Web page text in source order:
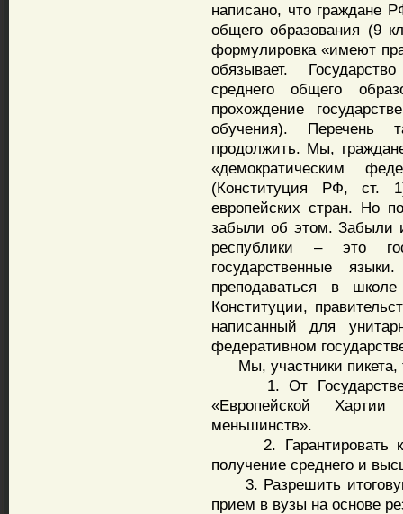
написано, что граждане
общего образования (9
формулировка «имеют
обязывает.
среднего общего
прохождение
обучения). Перечень
продолжить. Мы,
«демократическим
(Конституция РФ, ст.
европейских стран. Но
забыли об этом. Забыли
республики – это
государственные
преподаваться в
Конституции,
написанный для
федеративном
Мы, участники пикета,
1. От
«Европейской
меньшинств».
2. Гарантировать
получение среднего и
3. Разрешить
прием в вузы на основе